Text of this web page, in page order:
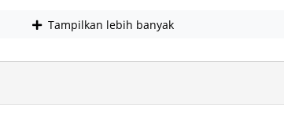
Tampilkan lebih banyak